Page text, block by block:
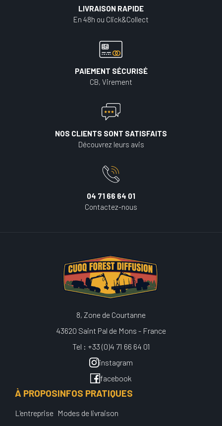
LIVRAISON RAPIDE
En 48h ou Click&Collect
PAIEMENT SÉCURISÉ
CB, Virement
NOS CLIENTS SONT SATISFAITS
Découvrez leurs avis
04 71 66 64 01
Contactez-nous
8, Zone de Courtanne
43620 Saint Pal de Mons - France
Tel : +33 (0)4 71 66 64 01
instagram
facebook
À PROPOS
L'entreprise
INFOS PRATIQUES
Modes de livraison